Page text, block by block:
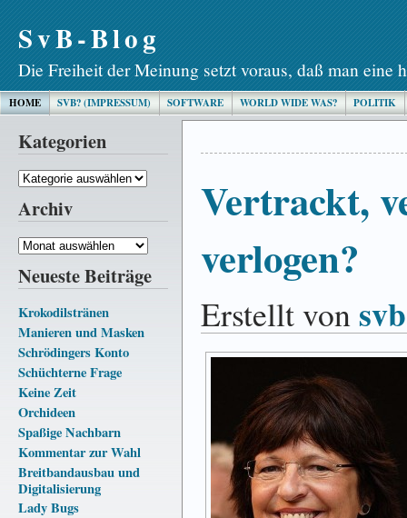
SvB-Blog
Die Freiheit der Meinung setzt voraus, daß man eine
HOME SVB? (IMPRESSUM) SOFTWARE WORLD WIDE WAS? POLITIK
Kategorien
Kategorien
Archiv
Archiv
Neueste Beiträge
Krokodilstränen
Manieren und Masken
Schrödingers Konto
Schüchterne Frage
Keine Zeit
Orchideen
Spaßige Nachbarn
Kommentar zur Wahl
Breitbandausbau und
Digitalisierung
Lady Bugs
Vertrackt,
verlogen?
Erstellt vonsvb